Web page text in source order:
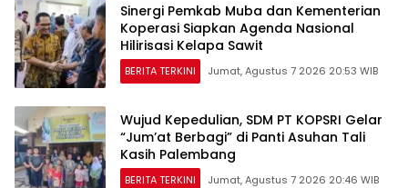
Sinergi Pemkab Muba dan Kementerian
Koperasi Siapkan Agenda Nasional
Hilirisasi Kelapa Sawit
BERITA TERKINI Jumat, Agustus 7 2026 20:53 WIB
Wujud Kepedulian, SDM PT KOPSRI Gelar
“Jum’at Berbagi” di Panti Asuhan Tali
Kasih Palembang
BERITA TERKINI Jumat, Agustus 7 2026 20:46 WIB